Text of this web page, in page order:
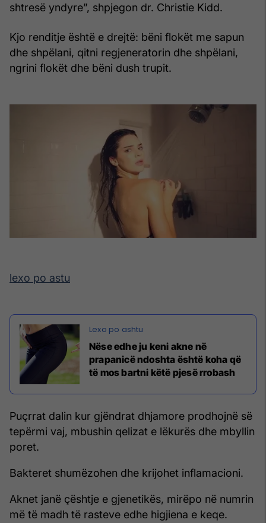
shtresë yndyre”, shpjegon dr. Christie Kidd.
Kjo renditje është e drejtë: bëni flokët me sapun
dhe shpëlani, qitni regjeneratorin dhe shpëlani,
ngrini flokët dhe bëni dush trupit.
lexo po astu
Nëse edhe ju keni akne në
prapanicë ndoshta është koha që
të mos bartni këtë pjesë rrobash
Puçrrat dalin kur gjëndrat dhjamore prodhojnë së
tepërmi vaj, mbushin qelizat e lëkurës dhe mbyllin
poret.
Bakteret shumëzohen dhe krijohet inflamacioni.
Aknet janë çështje e gjenetikës, mirëpo në numrin
më të madh të rasteve edhe higjiena e keqe.